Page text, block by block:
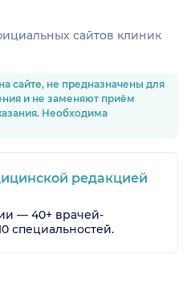
сайтов клиник
сайте, не предназначены для
и не заменяют приём
Необходима
редакцией
— 40+ врачей-
специальностей.